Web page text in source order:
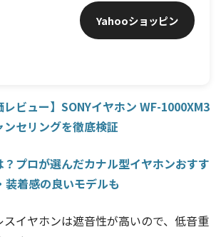
Yahooショッピン
レビュー】SONYイヤホン WF-1000XM3
セリングを徹底検証
？プロが選んだカナル型イヤホンおすす
装着感の良いモデルも
スイヤホンは遮音性が高いので、低音重